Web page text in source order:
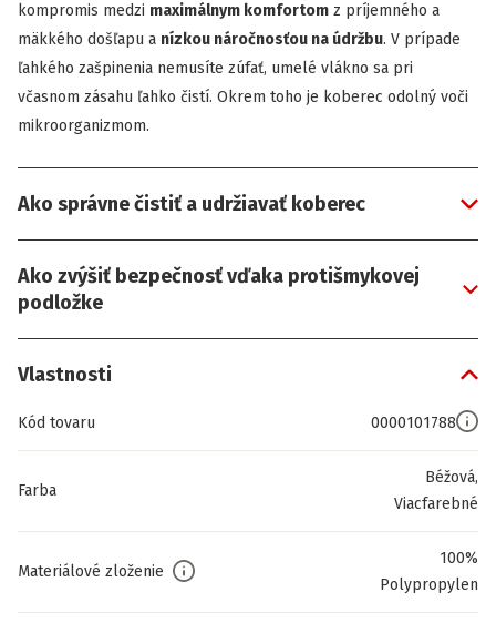
kompromis medzi maximálnym komfortom z príjemného a
mäkkého došľapu a nízkou náročnosťou na údržbu. V prípade
ľahkého zašpinenia nemusíte zúfať, umelé vlákno sa pri
včasnom zásahu ľahko čistí. Okrem toho je koberec odolný voči
mikroorganizmom.
Ako správne čistiť a udržiavať koberec
Ako zvýšiť bezpečnosť vďaka protišmykovej
podložke
Vlastnosti
Kód tovaru 0000101788
Farba
Béžová,
Viacfarebné
Materiálové zloženie
100%
Polypropylen